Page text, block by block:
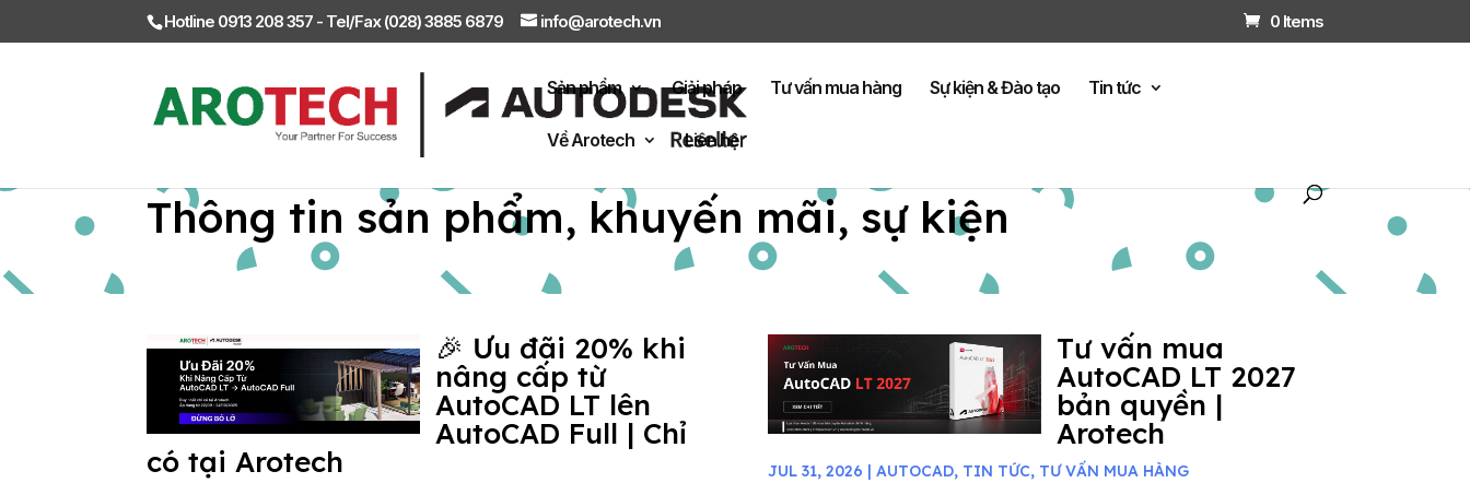
Hotline 0913 208 357 - Tel/Fax (028) 3885 6879 info@arotech.vn 0 Items
Sản phẩm Giải pháp Tư vấn mua hàng Sự kiện & Đào tạo Tin tức
Về Arotech Liên hệ
Thông tin sản phẩm, khuyến mãi, sự kiện
🎉 Ưu đãi 20% khi
nâng cấp từ
AutoCAD LT lên
AutoCAD Full | Chỉ
có tại Arotech
Tư vấn mua
AutoCAD LT 2027
bản quyền |
Arotech
JUL 31, 2026 | AUTOCAD, TIN TỨC, TƯ VẤN MUA HÀNG